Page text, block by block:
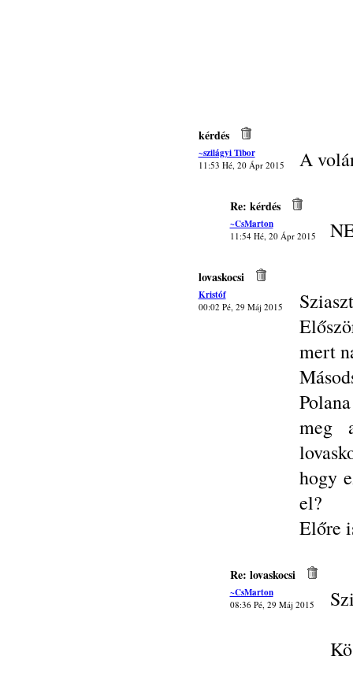
kérdés
~szilágyi Tibor
11:53 Hé, 20 Ápr 2015 A
Re: kérdés
~CsMarton
11:54 Hé, 20 Ápr 2015
lovaskocsi
Kristóf
00:02 Pé, 29 Máj 2015
mert
meg
hogy
el?
Előre
Re: lovaskocsi
~CsMarton
08:36 Pé, 29 Máj 2015